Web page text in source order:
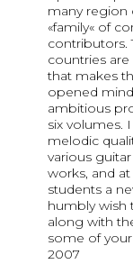
many region
«family« of
contributors.
countries
that makes
opened
ambitious
six volumes.
melodic
various
works, and
students a
humbly wish
along with
some of
2007